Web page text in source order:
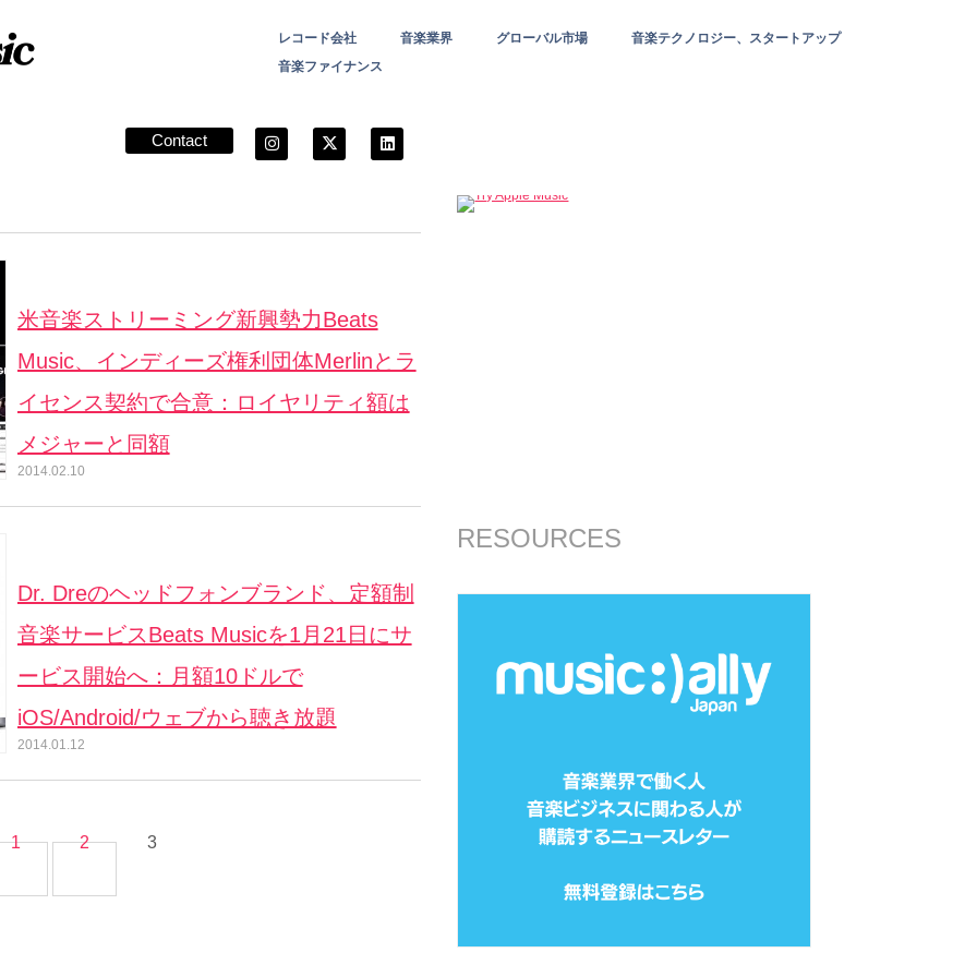
レコード会社 音楽業界 グローバル市場
音楽テクノロジー、スタートアップ
音楽ファイナンス
Contact
米音楽ストリーミング新興勢力Beats
Music、インディーズ権利団体Merlinとラ
イセンス契約で合意：ロイヤリティ額は
メジャーと同額
2014.02.10
Dr. Dreのヘッドフォンブランド、定額制
音楽サービスBeats Musicを1月21日にサ
ービス開始へ：月額10ドルで
iOS/Android/ウェブから聴き放題
2014.01.12
1 2 3
RESOURCES